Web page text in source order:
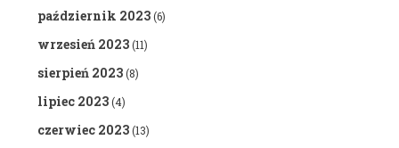
październik 2023(6)
wrzesień 2023(11)
sierpień 2023(8)
lipiec 2023(4)
czerwiec 2023(13)